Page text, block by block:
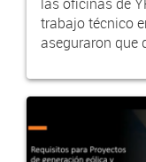
trabajo técnico
aseguraron que